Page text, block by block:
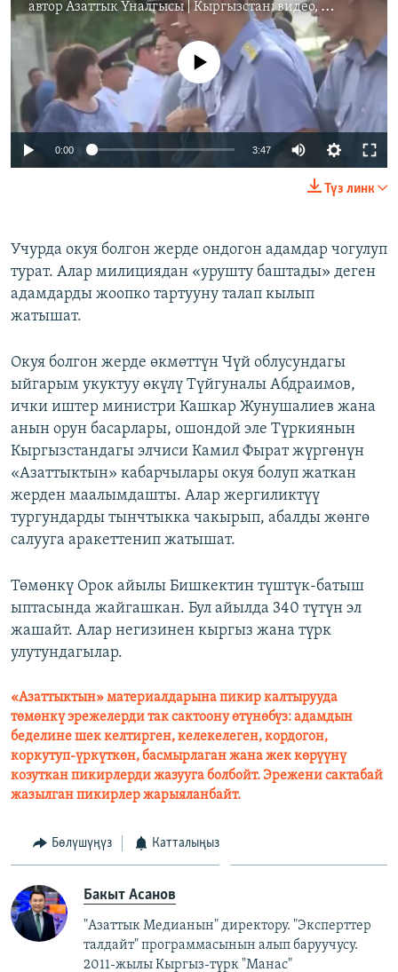
автор Азаттык Үналгысы | Кыргызстан: видео, фото, кабарлар
No media source currently available
0:00 3:47
Түз линк
Учурда окуя болгон жерде ондогон адамдар чогулуп
турат. Алар милициядан «урушту баштады» деген
адамдарды жоопко тартууну талап кылып
жатышат.
Окуя болгон жерде өкмөттүн Чүй облусундагы
ыйгарым укуктуу өкүлү Түйгуналы Абдраимов,
ички иштер министри Кашкар Жунушалиев жана
анын орун басарлары, ошондой эле Түркиянын
Кыргызстандагы элчиси Камил Фырат жүргөнүн
«Азаттыктын» кабарчылары окуя болуп жаткан
жерден маалымдашты. Алар жергиликтүү
тургундарды тынчтыкка чакырып, абалды жөнгө
салууга аракеттенип жатышат.
Төмөнкү Орок айылы Бишкектин түштүк-батыш
ыптасында жайгашкан. Бул айылда 340 түтүн эл
жашайт. Алар негизинен кыргыз жана түрк
улутундагылар.
«Азаттыктын» материалдарына пикир калтырууда
төмөнкү эрежелерди так сактоону өтүнөбүз: адамдын
беделине шек келтирген, келекелеген, кордогон,
коркутуп-үркүткөн, басмырлаган жана жек көрүүнү
козуткан пикирлерди жазууга болбойт. Эрежени сактабай
жазылган пикирлер жарыяланбайт.
Бөлүшүңүз Катталыңыз
Бакыт Асанов
"Азаттык Медианын" директору. "Эксперттер
талдайт" программасынын алып баруучусу.
2011-жылы Кыргыз-түрк "Манас"